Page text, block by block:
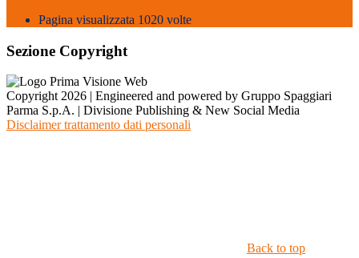
Pagina visualizzata 1020 volte
Sezione Copyright
Copyright 2026 | Engineered and powered by Gruppo Spaggiari
Parma S.p.A. | Divisione Publishing & New Social Media
Disclaimer trattamento dati personali
Back to top